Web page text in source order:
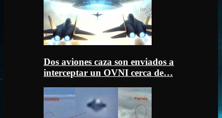
Dos aviones caza son enviados a
interceptar un OVNI cerca de…